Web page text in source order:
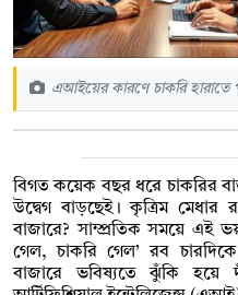
এআইয়ের কারণে চাকরি
বিগত কয়েক বছর ধরে চাকরির
উদ্বেগ বাড়ছেই। কৃত্রিম
বাজারে? সাম্প্রতিক সময়ে এই
গেল, চাকরি গেল’ রব
বাজারে ভবিষ্যতে ঝুঁকি হয়ে